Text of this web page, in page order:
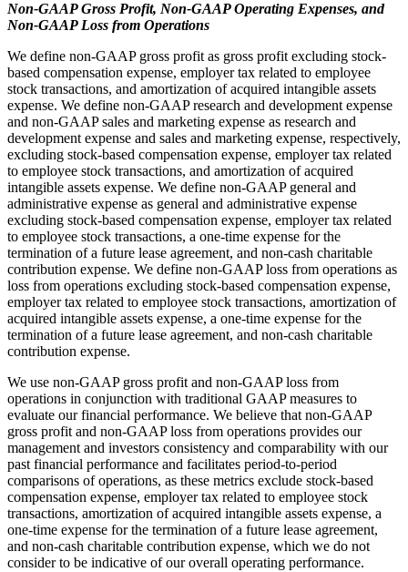
Non-GAAP Gross Profit, Non-GAAP Operating Expenses, and
Non-GAAP Loss from Operations
We define non-GAAP gross profit as gross profit excluding stock-
based compensation expense, employer tax related to employee
stock transactions, and amortization of acquired intangible assets
expense. We define non-GAAP research and development expense
and non-GAAP sales and marketing expense as research and
development expense and sales and marketing expense, respectively,
excluding stock-based compensation expense, employer tax related
to employee stock transactions, and amortization of acquired
intangible assets expense. We define non-GAAP general and
administrative expense as general and administrative expense
excluding stock-based compensation expense, employer tax related
to employee stock transactions, a one-time expense for the
termination of a future lease agreement, and non-cash charitable
contribution expense. We define non-GAAP loss from operations as
loss from operations excluding stock-based compensation expense,
employer tax related to employee stock transactions, amortization of
acquired intangible assets expense, a one-time expense for the
termination of a future lease agreement, and non-cash charitable
contribution expense.
We use non-GAAP gross profit and non-GAAP loss from
operations in conjunction with traditional GAAP measures to
evaluate our financial performance. We believe that non-GAAP
gross profit and non-GAAP loss from operations provides our
management and investors consistency and comparability with our
past financial performance and facilitates period-to-period
comparisons of operations, as these metrics exclude stock-based
compensation expense, employer tax related to employee stock
transactions, amortization of acquired intangible assets expense, a
one-time expense for the termination of a future lease agreement,
and non-cash charitable contribution expense, which we do not
consider to be indicative of our overall operating performance.